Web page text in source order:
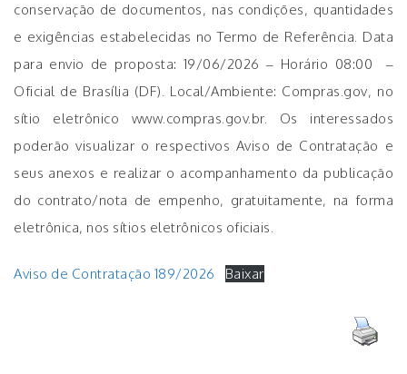
conservação de documentos, nas condições, quantidades
e exigências estabelecidas no Termo de Referência. Data
para envio de proposta: 19/06/2026 – Horário 08:00 –
Oficial de Brasília (DF). Local/Ambiente: Compras.gov, no
sítio eletrônico www.compras.gov.br. Os interessados
poderão visualizar o respectivos Aviso de Contratação e
seus anexos e realizar o acompanhamento da publicação
do contrato/nota de empenho, gratuitamente, na forma
eletrônica, nos sítios eletrônicos oficiais.
Aviso de Contratação 189/2026 Baixar